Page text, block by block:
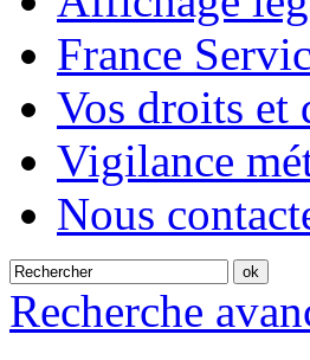
France
Vos droits et
Vigilance
Nous
Recherche